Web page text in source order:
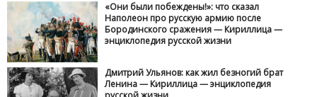
«Они были побеждены!»: что сказал
Наполеон про русскую армию после
Бородинского сражения — Кириллица —
энциклопедия русской жизни
Дмитрий Ульянов: как жил безногий брат
Ленина — Кириллица — энциклопедия